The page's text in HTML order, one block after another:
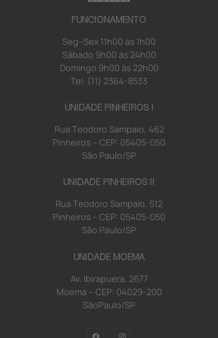
FUNCIONAMENTO
Seg–Sex 11h00 às 1h00
Sábado 9h00 às 24h00
Domingo 9h00 às 22h00
Tel: (11) 2364-8533
UNIDADE PINHEIROS I
Rua Teodoro Sampaio, 462
Pinheiros – CEP: 05405-050
São Paulo/SP
UNIDADE PINHEIROS II
Rua Teodoro Sampaio, 512
Pinheiros – CEP: 05405-050
São Paulo/SP
UNIDADE MOEMA
Av. Ibirapuera, 2677
Moema – CEP: 04029-200
SãoPaulo/SP